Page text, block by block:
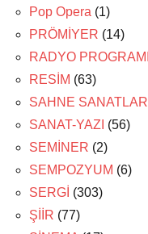
Pop Opera (1)
PRÖMİYER (14)
RADYO PROGRAMI
RESİM (63)
SAHNE SANATLARI
SANAT-YAZI (56)
SEMİNER (2)
SEMPOZYUM (6)
SERGİ (303)
ŞİİR (77)